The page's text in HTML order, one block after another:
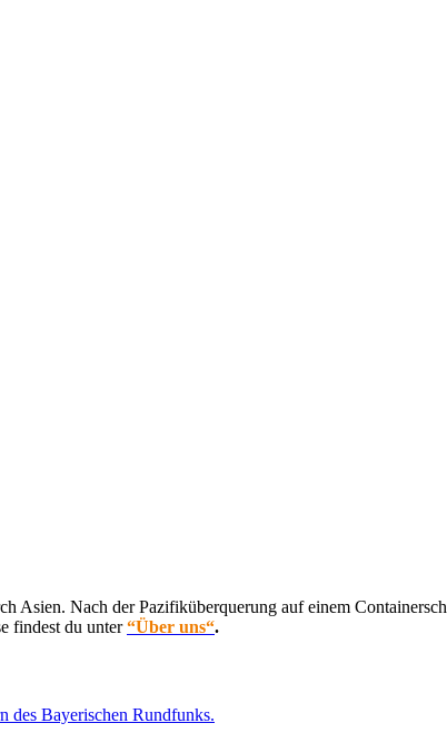
Asien. Nach der Pazifiküberquerung auf einem
findest du unter“Über uns“.